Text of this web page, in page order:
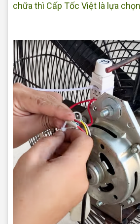
chữa thì Cấp Tốc Việt là lựa